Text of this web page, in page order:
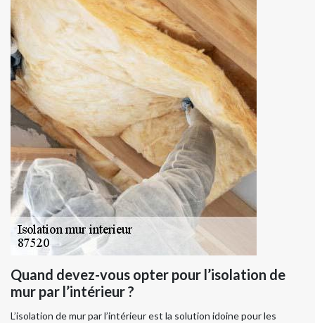
Quand devez-vous opter pour l’isolation de
mur par l’intérieur ?
L’isolation de mur par l’intérieur est la solution idoine pour les